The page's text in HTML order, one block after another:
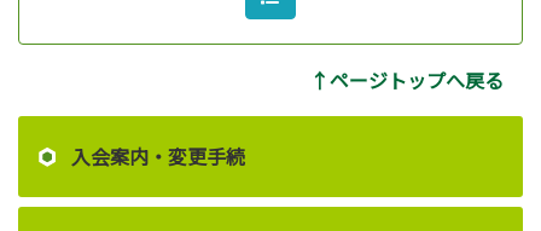
入会案内・変更手続
↑ページトップへ戻る